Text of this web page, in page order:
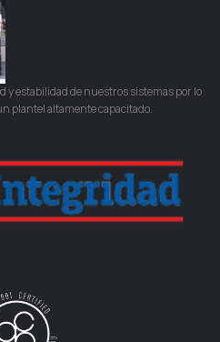
y estabilidad de nuestros sistemas por lo
plantel altamente capacitado.